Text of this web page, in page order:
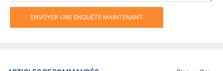
ENVOYER UNE ENQUÊTE MAINTENANT